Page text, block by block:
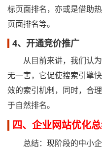
标页面排名，亦或是借助
页面排名等。
4、开通竞价推广
从目前来讲，我们认为
无一害，它促使搜索引擎
效的索引机制，同时，合
于自然排名。
四、企业网站优化
总结：现阶段的中小企